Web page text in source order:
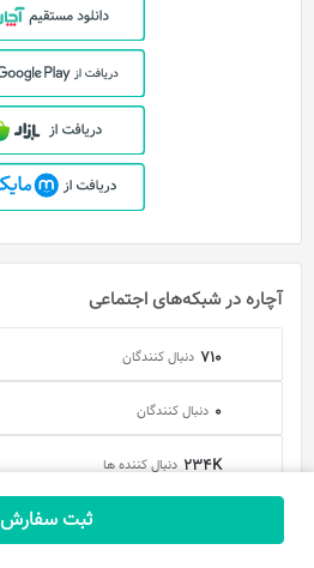
ثبت سفارش
آچاره در شبکه‌های اجتماعی
710 دنبال کنندگان
0 دنبال کنندگان